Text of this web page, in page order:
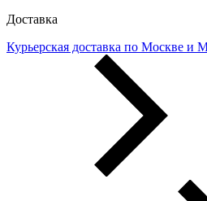
Доставка
Курьерская доставка по Москве и